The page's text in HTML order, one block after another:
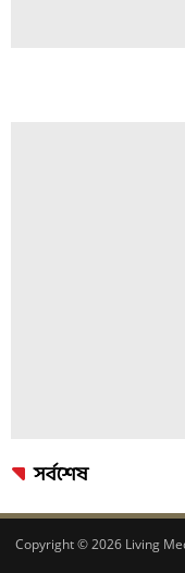
সর্বশেষ
Copyright © 2026 Living